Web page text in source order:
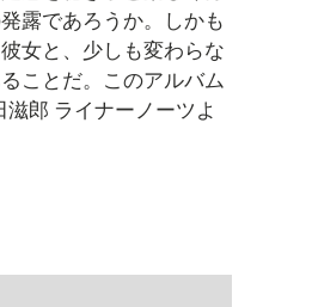
露であろうか。しかも
女と、少しも変わらな
ことだ。このアルバム
郎 ライナーノーツよ